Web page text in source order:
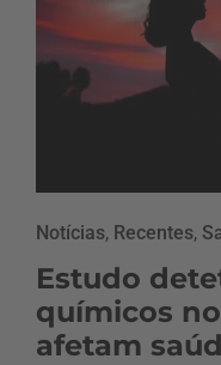
Notícias, Recentes,
Estudo
químicos
afetam